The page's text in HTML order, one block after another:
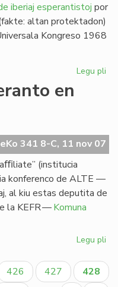
iberiaj esperantistoj por
altan protektadon)
Kongreso 1968
Legu pli
en
341 8-C, 11 nov 07
(institucia
konferenco de ALTE —
al kiu estas deputita de
la KEFR —Komuna
Legu pli
pri
Paĝo
426 Paĝo
427
Aktuala
428